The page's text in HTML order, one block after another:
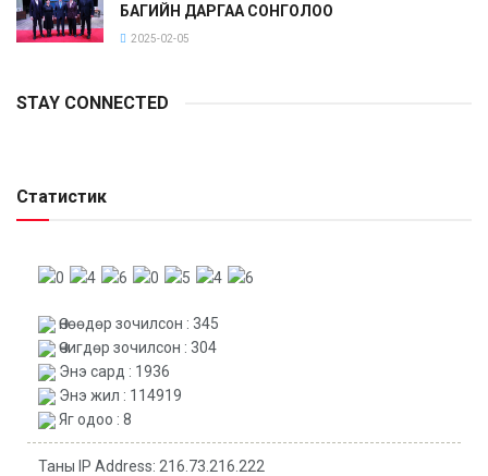
БАГИЙН ДАРГАА СОНГОЛОО
2025-02-05
STAY CONNECTED
Статистик
Өнөөдөр зочилсон : 345
Өчигдөр зочилсон : 304
Энэ сард : 1936
Энэ жил : 114919
Яг одоо : 8
Таны IP Address: 216.73.216.222